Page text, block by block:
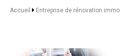
Accueil Entreprise de rénovation